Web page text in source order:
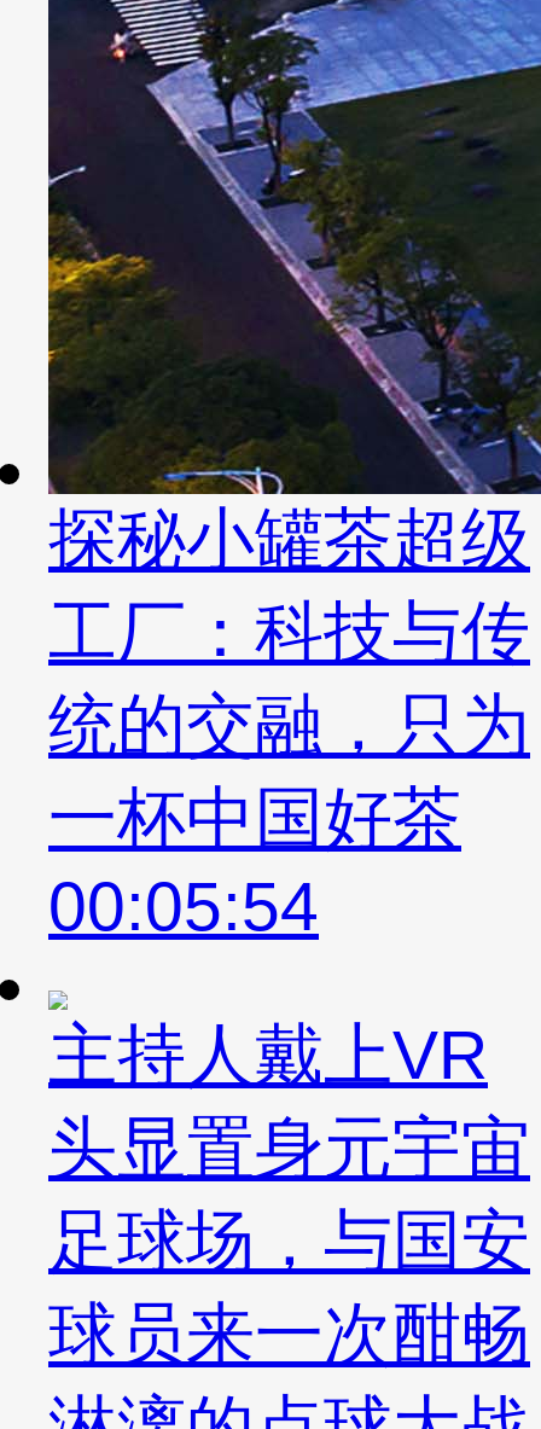
探秘小罐茶超级
工厂：科技与传
统的交融，只为
一杯中国好茶
00:05:54
主持人戴上VR
头显置身元宇宙
足球场，与国安
球员来一次酣畅